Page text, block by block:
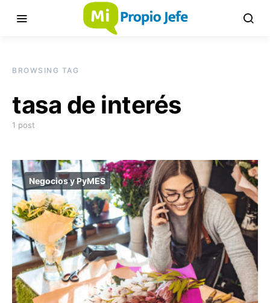
BROWSING TAG
tasa de interés
1 post
Negocios y PyMES